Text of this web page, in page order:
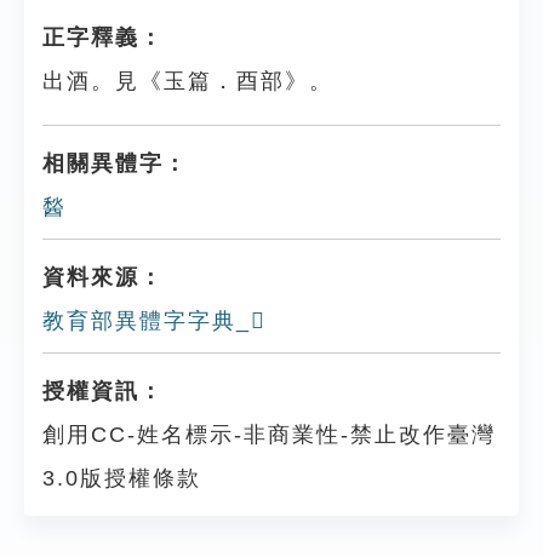
正字釋義：
出酒。見《玉篇．酉部》。
相關異體字：
醔
資料來源：
教育部異體字字典_𨡲
授權資訊：
創用CC-姓名標示-非商業性-禁止改作臺灣
3.0版授權條款